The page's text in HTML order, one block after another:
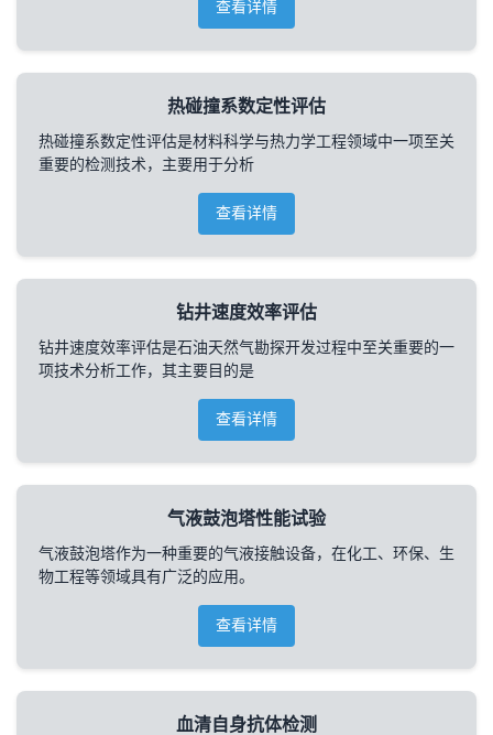
查看详情
热碰撞系数定性评估
热碰撞系数定性评估是材料科学与热力学工程领域中一项至关
重要的检测技术，主要用于分析
查看详情
钻井速度效率评估
钻井速度效率评估是石油天然气勘探开发过程中至关重要的一
项技术分析工作，其主要目的是
查看详情
气液鼓泡塔性能试验
气液鼓泡塔作为一种重要的气液接触设备，在化工、环保、生
物工程等领域具有广泛的应用。
查看详情
血清自身抗体检测